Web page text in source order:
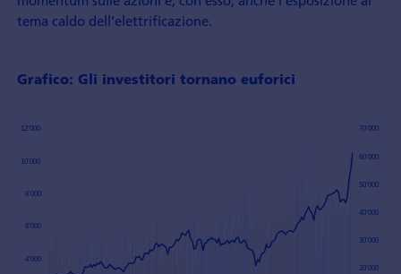
tema caldo dell’elettrificazione.
Grafico: Gli investitori tornano euforici